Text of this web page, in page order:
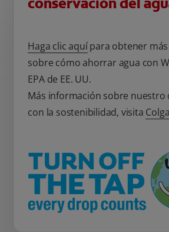
Haga clic aquípara obtener
sobre cómo ahorrar agua con
EPA de EE. UU.
Más información sobre
con la sostenibilidad, visita